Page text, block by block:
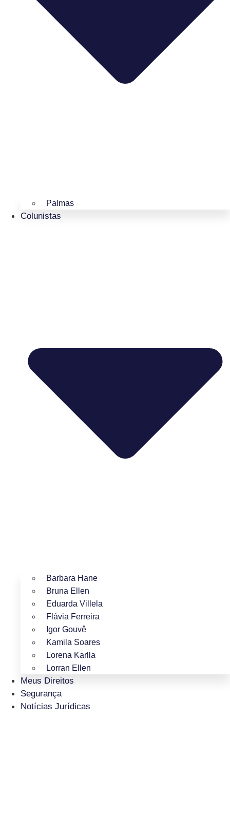
Palmas
Colunistas
Barbara Hane
Bruna Ellen
Eduarda Villela
Flávia Ferreira
Igor Gouvê
Kamila Soares
Lorena Karlla
Lorran Ellen
Meus Direitos
Segurança
Notícias Jurídicas